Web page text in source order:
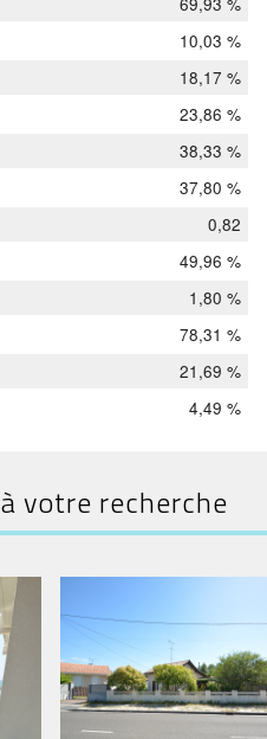
10,03 %
18,17 %
23,86 %
38,33 %
37,80 %
0,82
49,96 %
1,80 %
78,31 %
21,69 %
4,49 %
à votre recherche